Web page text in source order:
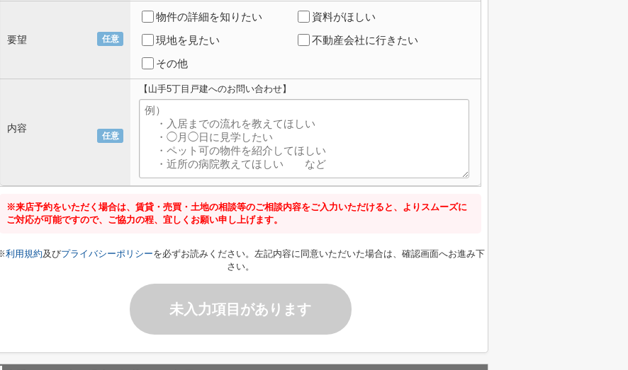
任意
要望
物件の詳細を知りたい
資料がほしい
現地を見たい
不動産会社に行きたい
その他
任意
内容
【山手5丁目戸建へのお問い合わせ】
※来店予約をいただく場合は、賃貸・売買・土地の相談等のご相談内容をご入力いただけると、よりスムーズに
ご対応が可能ですので、ご協力の程、宜しくお願い申し上げます。
利用規約及びプライバシーポリシーを必ずお読みください。左記内容に同意いただいた場合は、確認画面へお進み下
さい。
未入力項目があります